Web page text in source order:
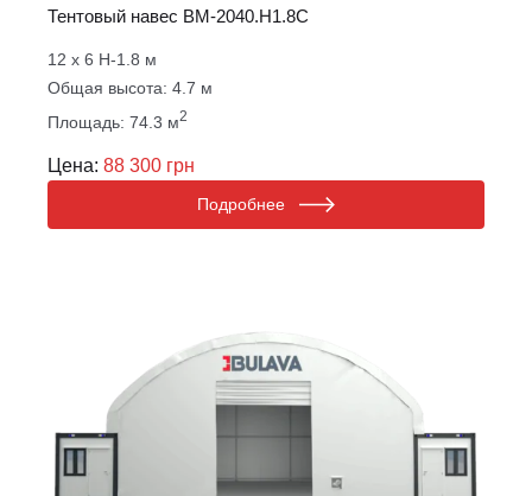
Тентовый навес ВM-2040.Н1.8С
12 х 6 Н-1.8 м
Общая высота: 4.7 м
Площадь: 74.3 м2
Цена: 88 300 грн
Подробнее